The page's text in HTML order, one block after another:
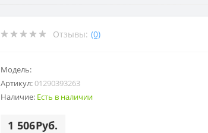
Отзывы: (0)
Модель:
Артикул:01290393263
Наличие: Есть в наличии
1 506Руб.